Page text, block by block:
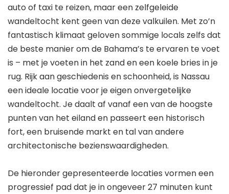
auto of taxi te reizen, maar een zelfgeleide
wandeltocht kent geen van deze valkuilen. Met zo’n
fantastisch klimaat geloven sommige locals zelfs dat
de beste manier om de Bahama’s te ervaren te voet
is – met je voeten in het zand en een koele bries in je
rug. Rijk aan geschiedenis en schoonheid, is Nassau
een ideale locatie voor je eigen onvergetelijke
wandeltocht. Je daalt af vanaf een van de hoogste
punten van het eiland en passeert een historisch
fort, een bruisende markt en tal van andere
architectonische bezienswaardigheden.
De hieronder gepresenteerde locaties vormen een
progressief pad dat je in ongeveer 27 minuten kunt